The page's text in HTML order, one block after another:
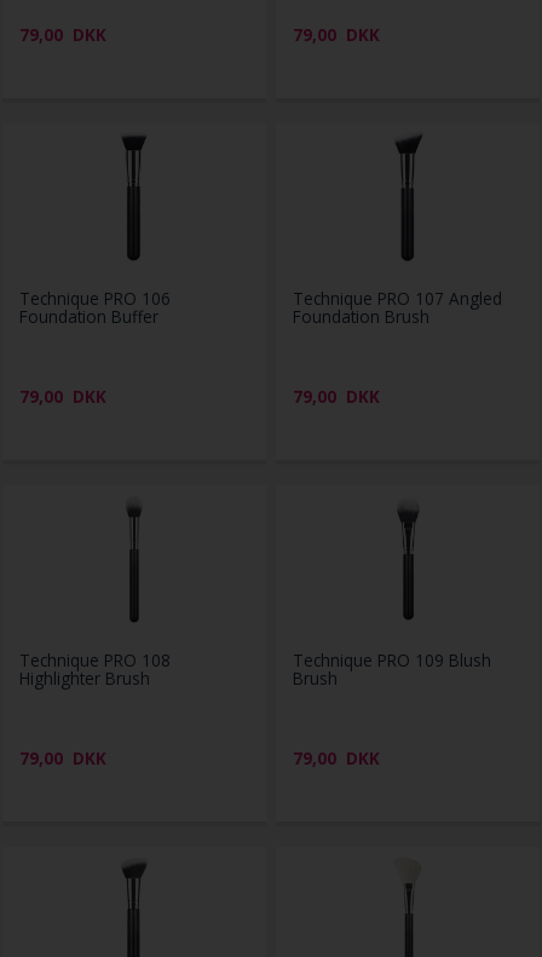
79,00 DKK 79,00 DKK
Technique PRO 106
Foundation Buffer
79,00 DKK
Technique PRO 107 Angled
Foundation Brush
79,00 DKK
Technique PRO 108
Highlighter Brush
79,00 DKK
Technique PRO 109 Blush
Brush
79,00 DKK